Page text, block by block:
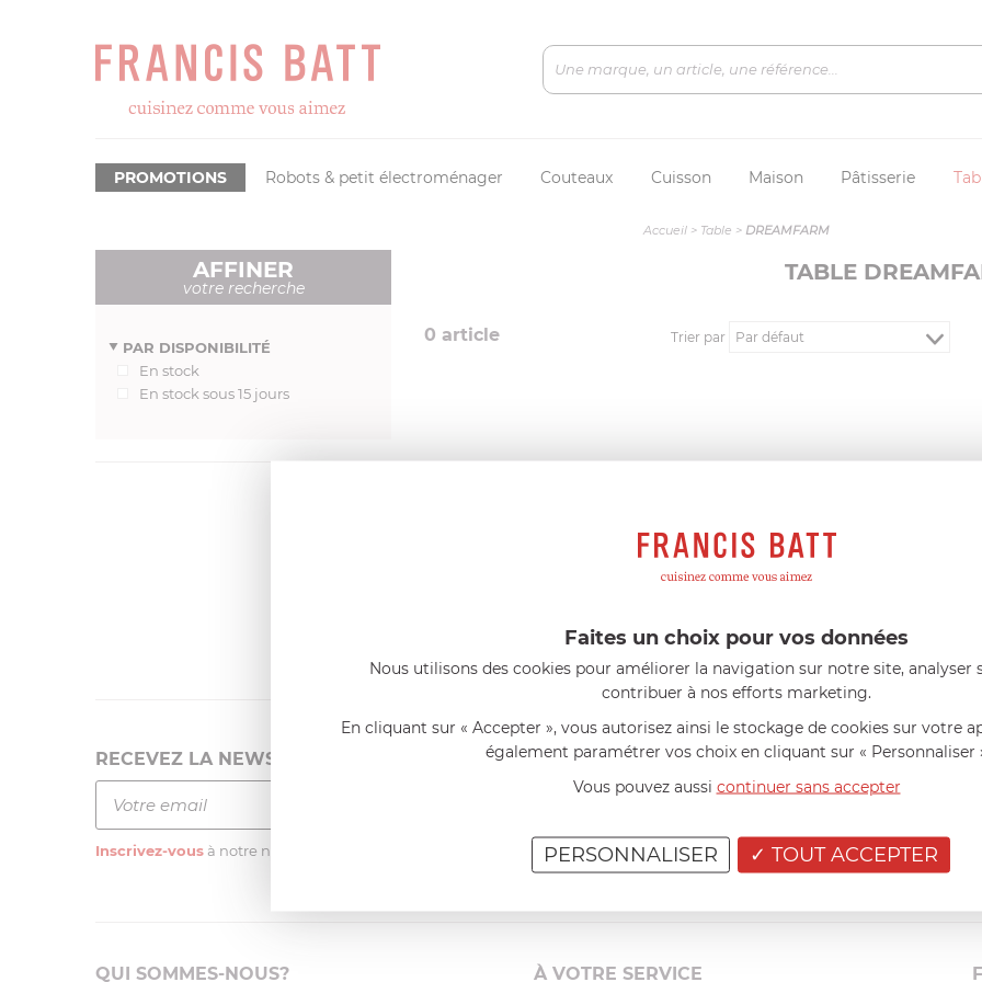
Robots & petit électroménager Couteaux Cuisson Maison Pâtisserie
PROMOTIONS
Accueil > Table > DREAMFARM
AFFINER
votre recherche
PAR DISPONIBILITÉ
En stock
En stock sous 15 jours
TABLE
0 article Trier par
le 23/06/2026 à 12:04
Casserole mini 9 cm Castelpro 5 ply poignée
l'élaboration des sauces et vient complé...»
Florence 63 ans
Couteau complet avec lame, joint
pour le robot cuiseur Cook Expert
fait. La livraison a été très rapide. ...»
RECEVEZ LA NEWSLETTER
Inscrivez-vous à notre newsletter
QUI SOMMES-NOUS? À VOTRE SERVICE
Faites un choix pour vos données
Nous utilisons des cookies pour améliorer la navigation sur notre site, analyser
contribuer à nos efforts marketing.
En cliquant sur « Accepter », vous autorisez ainsi le stockage de cookies sur votre
également paramétrer vos choix en cliquant sur « Personnaliser
Vous pouvez aussi continuer sans accepter
TOUT ACCEPTER
PERSONNALISER